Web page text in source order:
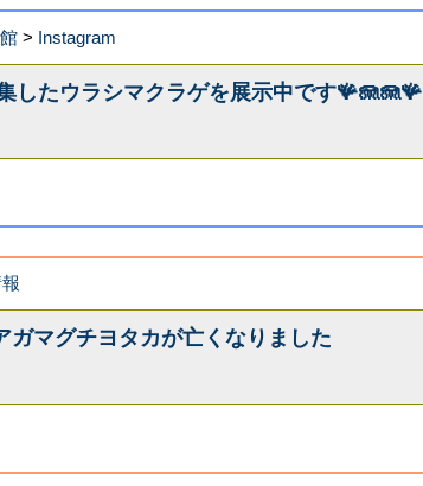
> Instagram
したウラシマクラゲを展示中です🪸🪼🪼🪸
ガマグチヨタカが亡くなりました